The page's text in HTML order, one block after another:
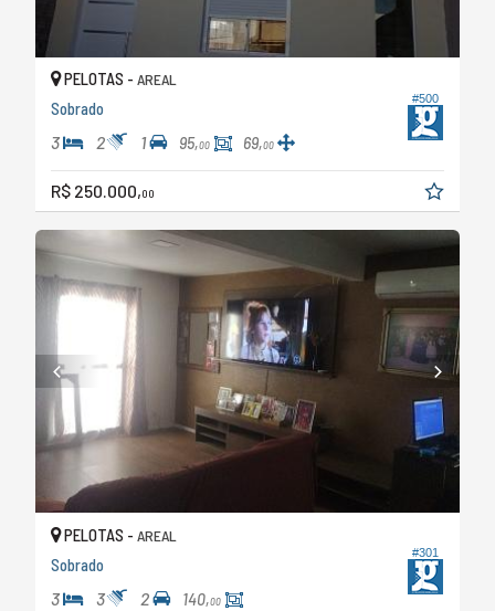
#500
PELOTAS - AREAL
Sobrado
3 2 1 95,00 69,00
R$ 250.000,00
#301
PELOTAS - AREAL
Sobrado
3 3 2 140,00